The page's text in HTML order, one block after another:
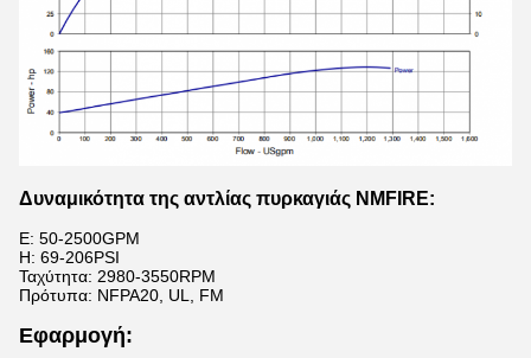
Δυναμικότητα της αντλίας πυρκαγιάς NMFIRE:
Ε: 50-2500GPM
H: 69-206PSI
Ταχύτητα: 2980-3550RPM
Πρότυπα: NFPA20, UL, FM
Εφαρμογή: